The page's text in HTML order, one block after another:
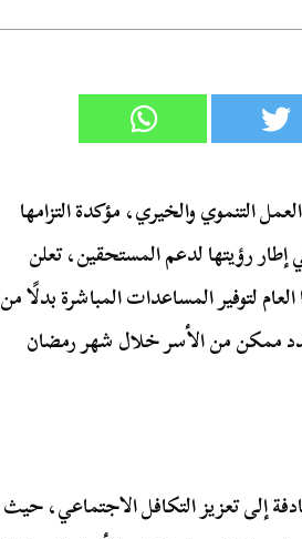
التنموي والخيري، مؤكدة التزامها
إطار رؤيتها لدعم المستحقين، تعلن
لتوفير المساعدات المباشرة بدلًا من
ممكن من الأسر خلال شهر رمضان
إلى تعزيز التكافل الاجتماعي، حيث